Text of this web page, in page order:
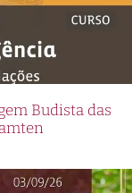
Budista das